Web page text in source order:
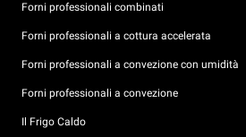
Forni professionali combinati
Forni professionali a cottura accelerata
Forni professionali a convezione con umidità
Forni professionali a convezione
Il Frigo Caldo